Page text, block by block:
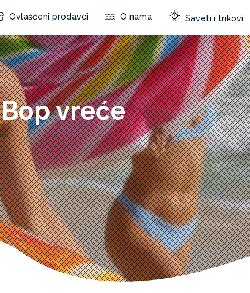
Ovlašćeni prodavci O nama Saveti i trikovi
Bop vreće